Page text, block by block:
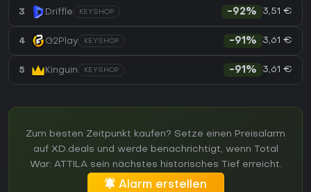
3 Driffle KEYSHOP -92% 3,51 €
4 G2Play KEYSHOP -91% 3,61 €
5 Kinguin KEYSHOP -91% 3,61 €
Zum besten Zeitpunkt kaufen? Setze einen Preisalarm
auf XD.deals und werde benachrichtigt, wenn Total
War: ATTILA sein nächstes historisches Tief erreicht.
Alarm erstellen